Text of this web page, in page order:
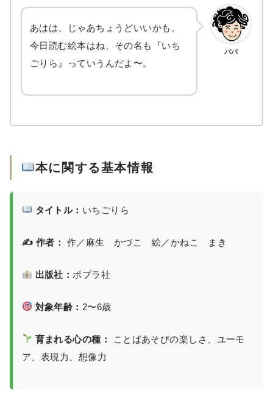
パパ
あはは、じゃあちょうどいいかも。
今日読む絵本はね、その名も『いち
ごりら』っていうんだよ〜。
本に関する基本情報
タイトル： いちごりら
✍️ 作者： 作／麻生 かづこ 絵／かねこ まき
出版社： ポプラ社
対象年齢： 2〜6歳
育まれる心の種：
ことばあそびの楽しさ、ユーモ
ア、表現力、想像力